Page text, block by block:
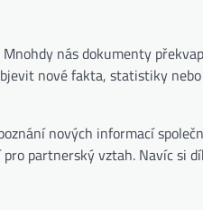
nás dokumenty
nové fakta, statistiky
nových informací
partnerský vztah. Navíc si